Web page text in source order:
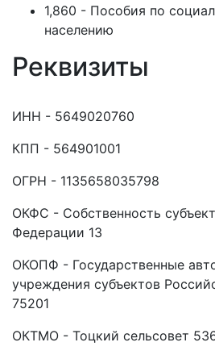
1,860 - Пособия по
населению
Реквизиты
ИНН - 5649020760
КПП - 564901001
ОГРН - 1135658035798
ОКФС - Собственность
Федерации 13
ОКОПФ - Государственные
учреждения субъектов
75201
ОКТМО - Тоцкий сельсовет